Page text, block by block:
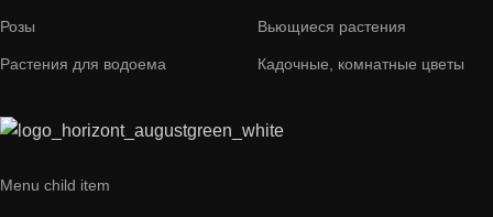
Розы
Растения для водоема
Вьющиеся растения
Кадочные, комнатные цветы
Menu child item